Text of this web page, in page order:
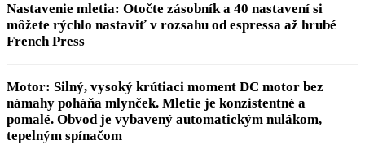
Nastavenie mletia: Otočte zásobník a 40 nastavení si
môžete rýchlo nastaviť v rozsahu od espressa až hrubé
French Press
Motor: Silný, vysoký krútiaci moment DC motor bez
námahy poháňa mlynček. Mletie je konzistentné a
pomalé. Obvod je vybavený automatickým nulákom,
tepelným spínačom